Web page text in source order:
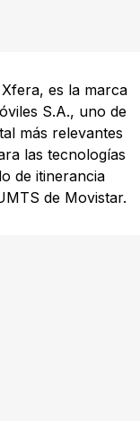
es la marca
S.A., uno de
más relevantes
las tecnologías
de itinerancia
de Movistar.